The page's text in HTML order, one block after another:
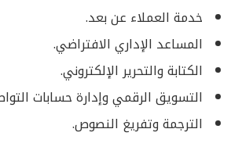
خدمة العملاء عن بعد.
المساعد الإداري الافتراضي.
الكتابة والتحرير الإلكتروني.
التسويق الرقمي وإدارة حسابات
الترجمة وتفريغ النصوص.